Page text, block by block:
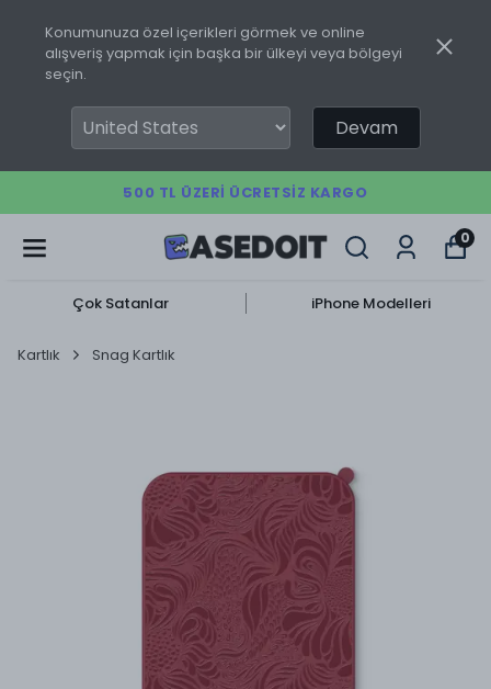
Konumunuza özel içerikleri görmek ve online
alışveriş yapmak için başka bir ülkeyi veya bölgeyi
seçin.
Devam
500 TL ÜZERI ÜCRETSIZ KARGO
0
Çok Satanlar iPhone Modelleri
Kartlık Snag Kartlık